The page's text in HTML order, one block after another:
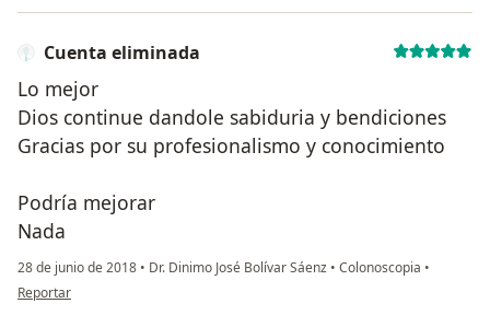
Cuenta eliminada
Lo mejor
Dios continue dandole sabiduria y bendiciones
Gracias por su profesionalismo y conocimiento
Podría mejorar
Nada
28 de junio de 2018 • Dr. Dinimo José Bolívar Sáenz • Colonoscopia •
en opinión del usuario Cuenta eliminada
Reportar